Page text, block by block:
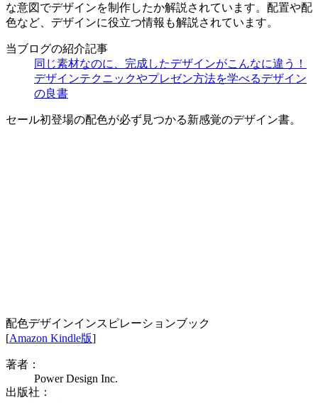
な意図でデザインを制作したか解説されています。配置や配
色など、デザインに役立つ情報も解説されています。
当ブログの紹介記事
同じ素材なのに、完成したデザインがこんなに違う！
デザインテクニックやプレゼン方法を学べるデザイン
の良書
セール初登場の配色が必ず見つかる新感覚のデザイン書。
配色デザインインスピレーションブック
[Amazon Kindle版]
著者：
Power Design Inc.
出版社：